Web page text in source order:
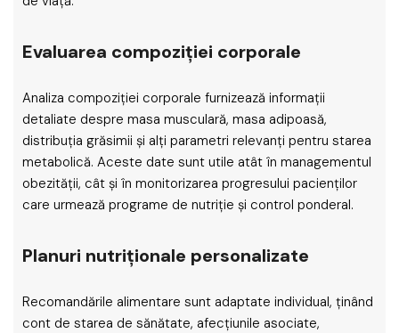
Evaluarea compoziției corporale
Analiza compoziției corporale furnizează informații
detaliate despre masa musculară, masa adipoasă,
distribuția grăsimii și alți parametri relevanți pentru starea
metabolică. Aceste date sunt utile atât în managementul
obezității, cât și în monitorizarea progresului pacienților
care urmează programe de nutriție și control ponderal.
Planuri nutriționale personalizate
Recomandările alimentare sunt adaptate individual, ținând
cont de starea de sănătate, afecțiunile asociate,